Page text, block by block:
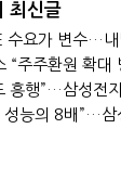
최신글
수요가 변수…
“주주환원 확
흥행”…삼성전
능의 8배”…삼